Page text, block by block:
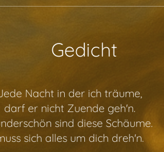
📖 Gedicht
Nacht in der ich träume,
darf er nicht Zuende geh'n.
sind diese Schäume.
sich alles um dich dreh'n.